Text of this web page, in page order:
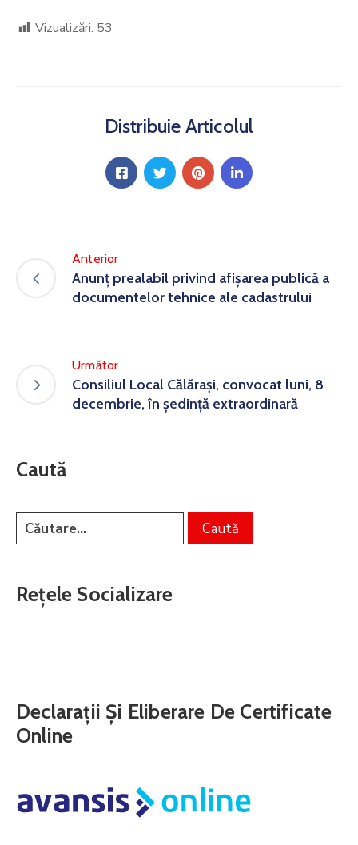
Vizualizări: 53
Distribuie Articolul
Anterior
Anunț prealabil privind afișarea publică a
documentelor tehnice ale cadastrului
Următor
Consiliul Local Călărași, convocat luni, 8
decembrie, în ședință extraordinară
Caută
Rețele Socializare
Declarații Și Eliberare De Certificate
Online